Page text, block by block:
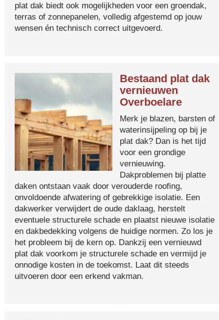
plat dak biedt ook mogelijkheden voor een groendak,
terras of zonnepanelen, volledig afgestemd op jouw
wensen én technisch correct uitgevoerd.
Bestaand plat dak
vernieuwen
Overboelare
Merk je blazen, barsten of
waterinsijpeling op bij je
plat dak? Dan is het tijd
voor een grondige
vernieuwing.
Dakproblemen bij platte
daken ontstaan vaak door verouderde roofing,
onvoldoende afwatering of gebrekkige isolatie. Een
dakwerker verwijdert de oude daklaag, herstelt
eventuele structurele schade en plaatst nieuwe isolatie
en dakbedekking volgens de huidige normen. Zo los je
het probleem bij de kern op. Dankzij een vernieuwd
plat dak voorkom je structurele schade en vermijd je
onnodige kosten in de toekomst. Laat dit steeds
uitvoeren door een erkend vakman.